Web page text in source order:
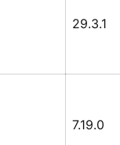
29.3.1
7.19.0